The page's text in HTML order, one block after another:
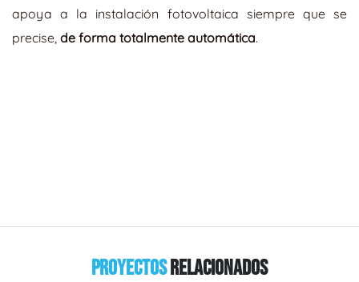
apoya a la instalación fotovoltaica siempre que se
precise, de forma totalmente automática.
ProyectosRelacionados